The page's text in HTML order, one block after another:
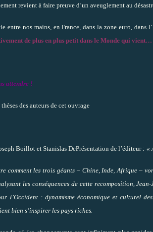
revient à faire preuve d’un aveuglement au
entre nos mains, en France, dans la zone euro, dans
de plus en plus petit dans le Monde qui vient…
attendre !
des auteurs de cet ouvrage
Présentation de l’éditeur : «
comment les trois géants – Chine, Inde, Afrique –
les conséquences de cette recomposition,
l’Occident : dynamisme économique et culturel
bien s’inspirer les pays riches.